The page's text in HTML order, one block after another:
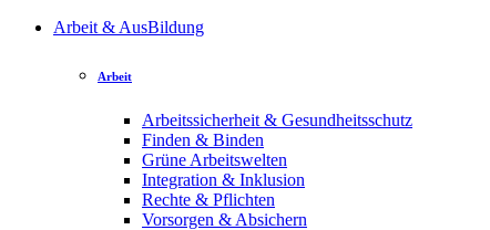
Arbeit & AusBildung
Arbeit
Arbeitssicherheit & Gesundheitsschutz
Finden & Binden
Grüne Arbeitswelten
Integration & Inklusion
Rechte & Pflichten
Vorsorgen & Absichern